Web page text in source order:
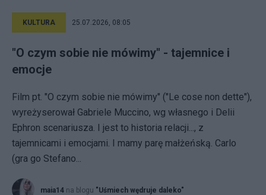
KULTURA 25.07.2026, 08:05
"O czym sobie nie mówimy" - tajemnice i
emocje
Film pt. "O czym sobie nie mówimy" ("Le cose non dette"),
wyreżyserował Gabriele Muccino, wg własnego i Delii
Ephron scenariusza. I jest to historia relacji..., z
tajemnicami i emocjami. I mamy parę małżeńską. Carlo
(gra go Stefano...
maia14 na blogu "Uśmiech wędruje daleko"